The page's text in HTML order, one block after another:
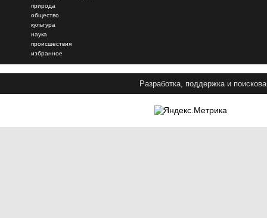
природа
общество
культура
наука
происшествия
избранное
Разработка, поддержка и